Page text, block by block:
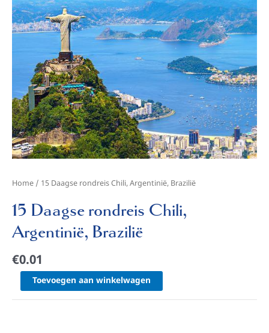
Home / 15 Daagse rondreis Chili, Argentinië, Brazilië
15 Daagse rondreis Chili,
Argentinië, Brazilië
€0.01
aantal
Toevoegen aan winkelwagen